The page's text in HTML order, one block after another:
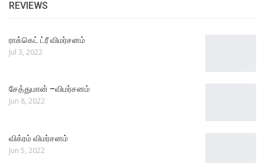
REVIEWS
ராக்கெட் ட்ரீ விமர்சனம்
Jul 3, 2022
சேத்துமான் –விமர்சனம்
Jun 8, 2022
விக்ரம் விமர்சனம்
Jun 5, 2022